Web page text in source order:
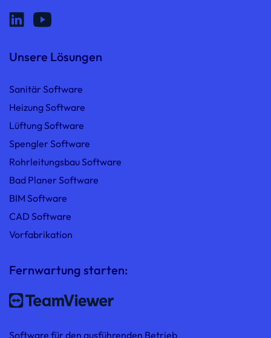
Unsere Lösungen
Sanitär Software
Heizung Software
Lüftung Software
Spengler Software
Rohrleitungsbau Software
Bad Planer Software
BIM Software
CAD Software
Vorfabrikation
Fernwartung starten:
Software für den ausführenden Betrieb